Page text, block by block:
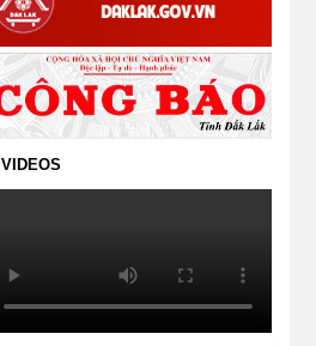
ĐẢNG ỦY XÃ CƯ M’TA CÔNG BỐ
CÁC QUYẾT ĐỊNH VỀ CÔNG TÁC
CÁN BỘ
(21/07/2026)
CỦA THANH NIÊN XÃ CƯ M’TA
TIẾP TỤC PHÁT HUY HIỆU QUẢ,
GÓP PHẦN GIẢM NGHÈO BỀN
VỮNG VÀ PHÁT TRIỂN KINH TẾ
VIDEOS